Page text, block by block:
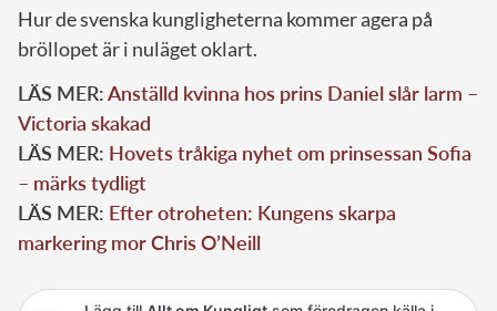
Hur de svenska kungligheterna kommer agera på
bröllopet är i nuläget oklart.
LÄS MER:Anställd kvinna hos prins Daniel slår larm –
Victoria skakad
LÄS MER: Hovets tråkiga nyhet om prinsessan Sofia
– märks tydligt
LÄS MER: Efter otroheten: Kungens skarpa
markering mor Chris O’Neill